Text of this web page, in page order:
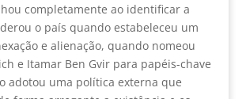
completamente ao identificar a
o país quando estabeleceu um
e alienação, quando nomeou
e Itamar Ben Gvir para papéis-chave
adotou uma política externa que